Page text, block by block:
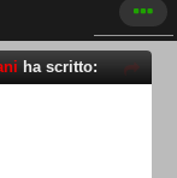
ha scritto: